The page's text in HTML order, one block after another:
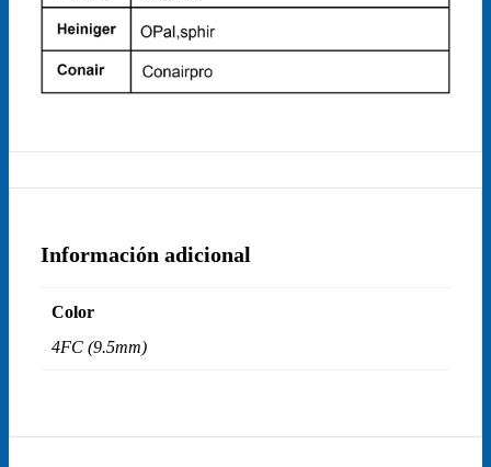
Información adicional
Color
4FC (9.5mm)